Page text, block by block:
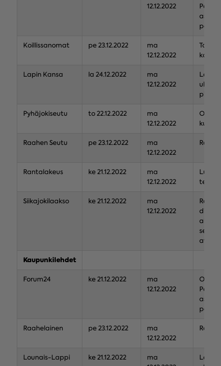
12.12.2022
Koillissanomat pe 23.12.2022
ma
12.12.2022
Lapin Kansa la 24.12.2022
ma
12.12.2022
piirin
Pyhäjokiseutu to 22.12.2022
ma
12.12.2022
Raahen Seutu pe 23.12.2022
ma
12.12.2022
Rantalakeus ke 21.12.2022
ma
12.12.2022
team
Siikajokilaakso ke 21.12.2022
ma
12.12.2022
Kaupunkilehdet
Forum24 ke 21.12.2022
ma
12.12.2022
ODL
Raahelainen pe 23.12.2022
ma
12.12.2022
Lounais-Lappi ke 21.12.2022
ma